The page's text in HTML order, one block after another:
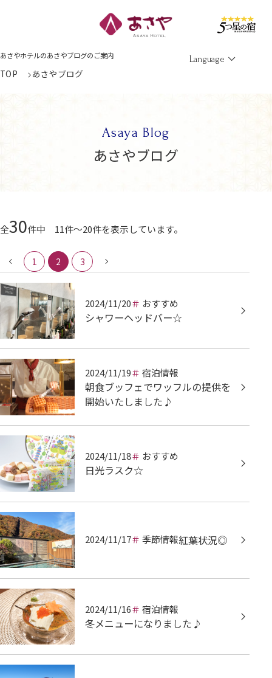
あさやホテルのあさやブログのご案内 Language
TOP あさやブログ
Asaya Blog
あさやブログ
全30件中 11件～20件を表示しています。
1 2 3
2024/11/20 おすすめ
シャワーヘッドバー☆
2024/11/19 宿泊情報
朝食ブッフェでワッフルの提供を
開始いたしました♪
2024/11/18 おすすめ
日光ラスク☆
2024/11/17 季節情報紅葉状況◎
2024/11/16 宿泊情報
冬メニューになりました♪